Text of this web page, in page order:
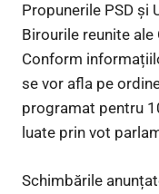
Propunerile PSD și
Birourile reunite
Conform
se vor afla pe
programat pentru
luate prin vot
Schimbările